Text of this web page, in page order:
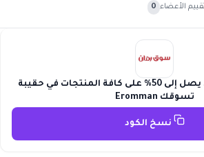
الأعضاء 0
كود خصم سوق رمان يصل إلى 50% على كافة المنتجات في حقيبة
تسوقك Eromman
نسخ الكود